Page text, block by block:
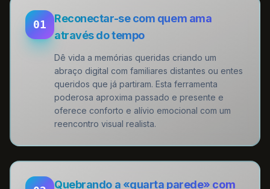
01
Reconectar-se com quem ama
através do tempo
Dê vida a memórias queridas criando um
abraço digital com familiares distantes ou entes
queridos que já partiram. Esta ferramenta
poderosa aproxima passado e presente e
oferece conforto e alívio emocional com um
reencontro visual realista.
Quebrando a «quarta parede» com